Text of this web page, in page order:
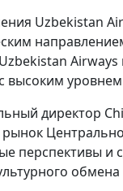
Uzbekistan
уровнем
директор
перспективы